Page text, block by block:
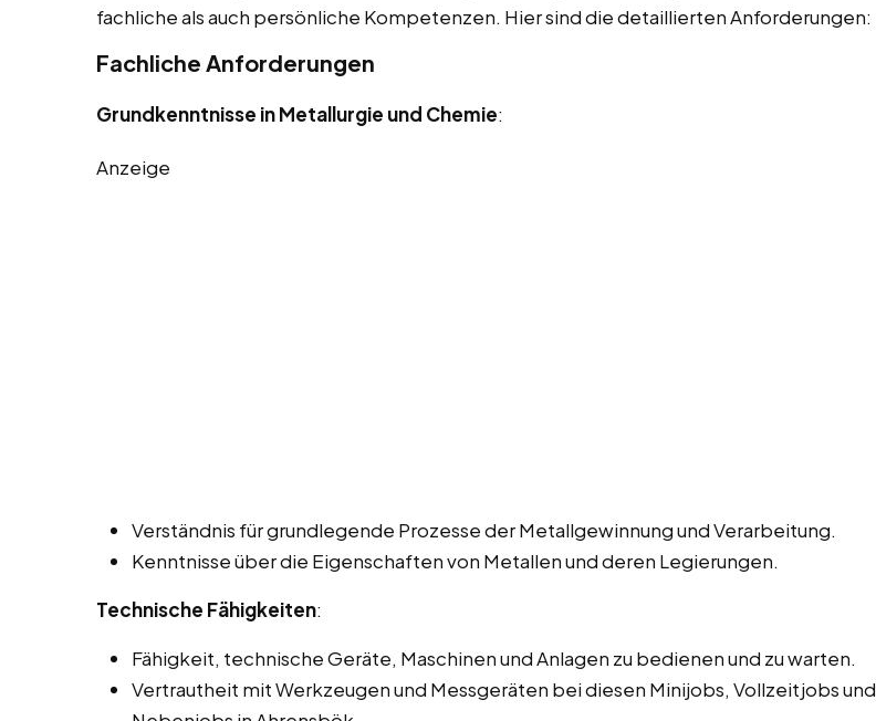
fachliche als auch persönliche Kompetenzen. Hier sind die detaillierten Anforderungen:
Fachliche Anforderungen
Grundkenntnisse in Metallurgie und Chemie:
Anzeige
Verständnis für grundlegende Prozesse der Metallgewinnung und Verarbeitung.
Kenntnisse über die Eigenschaften von Metallen und deren Legierungen.
Technische Fähigkeiten:
Fähigkeit, technische Geräte, Maschinen und Anlagen zu bedienen und zu warten.
Vertrautheit mit Werkzeugen und Messgeräten bei diesen Minijobs, Vollzeitjobs und